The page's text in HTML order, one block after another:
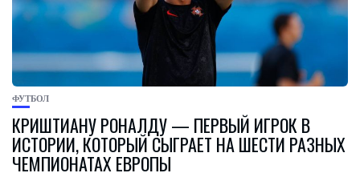
ФУТБОЛ
КРИШТИАНУ РОНАЛДУ — ПЕРВЫЙ ИГРОК В
ИСТОРИИ, КОТОРЫЙ СЫГРАЕТ НА ШЕСТИ РАЗНЫХ
ЧЕМПИОНАТАХ ЕВРОПЫ